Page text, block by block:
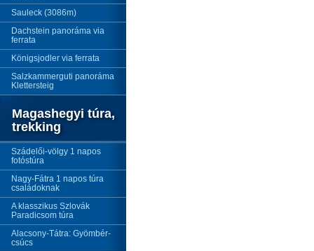
Sauleck (3086m)
Dachstein panoráma via
ferrata
Königsjodler via ferrata
Salzkammerguti panoráma
Klettersteig
Magashegyi túra,
trekking
Szádelői-völgy 1 napos
fotóstúra
Nagy-Fátra 1 napos túra
családoknak
A klasszikus Szlovák
Paradicsom túra
Alacsony-Tátra: Gyömbér-
csúcs